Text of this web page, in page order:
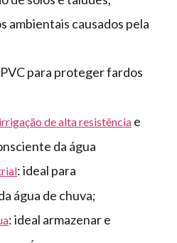
ambientais causados pela
para proteger fardos
irrigação de alta resistência e
da água
: ideal para
água de chuva;
: ideal armazenar e